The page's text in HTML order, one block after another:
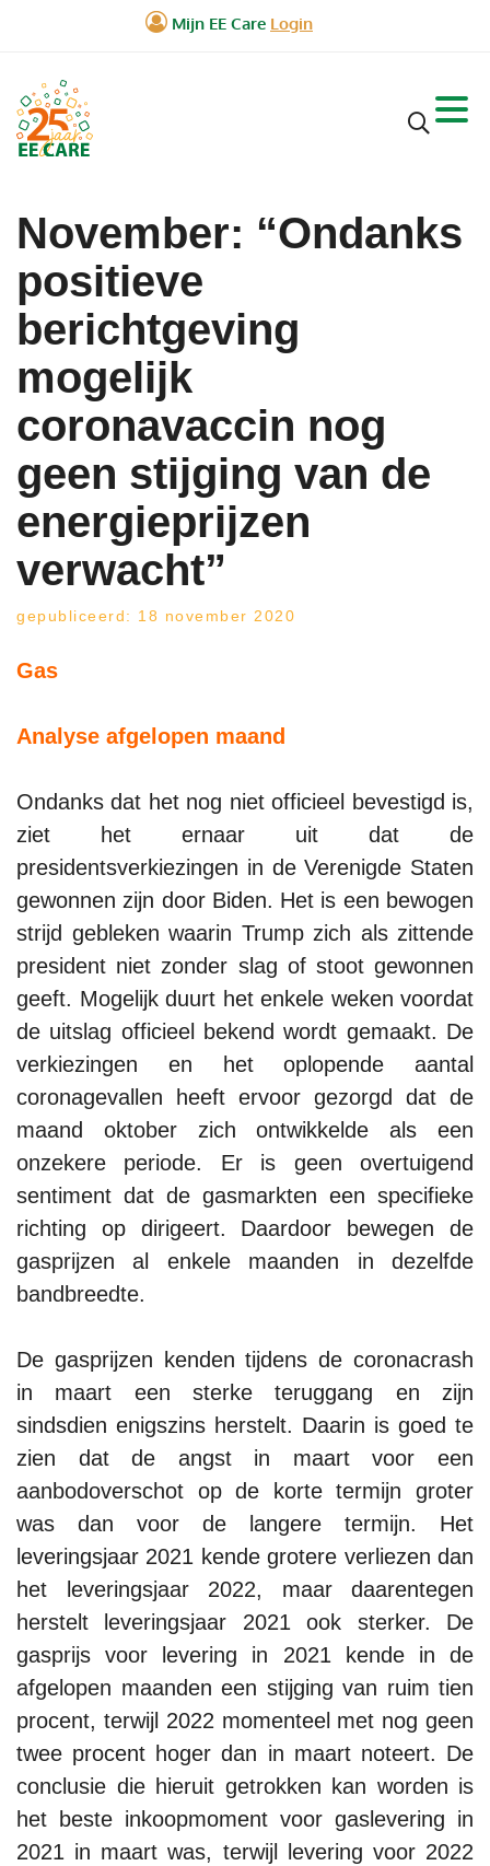
November: “Ondanks
positieve
berichtgeving
mogelijk
coronavaccin nog
geen stijging van de
energieprijzen
verwacht”
gepubliceerd: 18 november 2020
Gas
Analyse afgelopen maand
Ondanks dat het nog niet officieel bevestigd is,
ziet het ernaar uit dat de
presidentsverkiezingen in de Verenigde Staten
gewonnen zijn door Biden. Het is een bewogen
strijd gebleken waarin Trump zich als zittende
president niet zonder slag of stoot gewonnen
geeft. Mogelijk duurt het enkele weken voordat
de uitslag officieel bekend wordt gemaakt. De
verkiezingen en het oplopende aantal
coronagevallen heeft ervoor gezorgd dat de
maand oktober zich ontwikkelde als een
onzekere periode. Er is geen overtuigend
sentiment dat de gasmarkten een specifieke
richting op dirigeert. Daardoor bewegen de
gasprijzen al enkele maanden in dezelfde
bandbreedte.
De gasprijzen kenden tijdens de coronacrash
in maart een sterke teruggang en zijn
sindsdien enigszins herstelt. Daarin is goed te
zien dat de angst in maart voor een
aanbodoverschot op de korte termijn groter
was dan voor de langere termijn. Het
leveringsjaar 2021 kende grotere verliezen dan
het leveringsjaar 2022, maar daarentegen
herstelt leveringsjaar 2021 ook sterker. De
gasprijs voor levering in 2021 kende in de
afgelopen maanden een stijging van ruim tien
procent, terwijl 2022 momenteel met nog geen
twee procent hoger dan in maart noteert. De
conclusie die hieruit getrokken kan worden is
het beste inkoopmoment voor gaslevering in
2021 in maart was, terwijl levering voor 2022